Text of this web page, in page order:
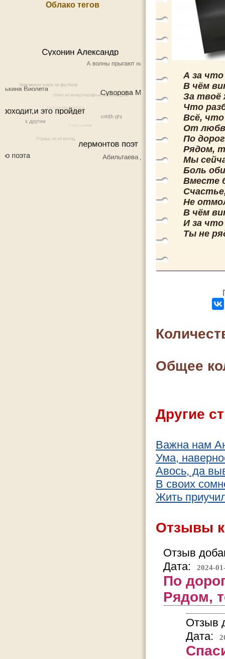
Облако тегов
А за
В чём
За твоё
Что
Всё,
От
По
Рядом,
Мы
Боль
Вместе
Не
В чём
И за
Ты не
Общее
Другие
Важна нам
Ума,
Авось, да
В своих
Жить
Отзывы
Отзыв
Дата:
2024-
По
Рядом,
Отзыв
Дата: